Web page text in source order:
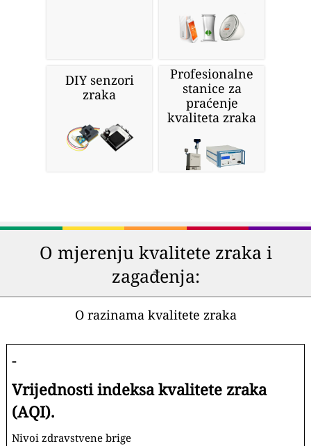
DIY senzori
zraka
Profesionalne
stanice za
praćenje
kvaliteta zraka
O mjerenju kvalitete zraka i
zagađenja:
O razinama kvalitete zraka
-
Vrijednosti indeksa kvalitete zraka
(AQI).
Nivoi zdravstvene brige